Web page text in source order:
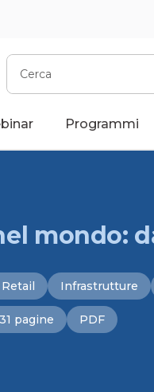
Cerca
Programmi
mondo:
Infrastrutture
31 pagine PDF